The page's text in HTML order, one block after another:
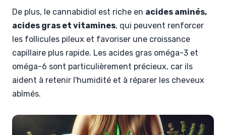
De plus, le cannabidiol est riche en acides aminés,
acides gras et vitamines, qui peuvent renforcer
les follicules pileux et favoriser une croissance
capillaire plus rapide. Les acides gras oméga-3 et
oméga-6 sont particulièrement précieux, car ils
aident à retenir l'humidité et à réparer les cheveux
abîmés.